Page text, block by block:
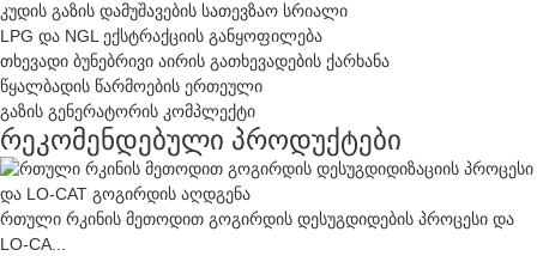
კუდის გაზის დამუშავების სათევზაო სრიალი
LPG და NGL ექსტრაქციის განყოფილება
თხევადი ბუნებრივი აირის გათხევადების ქარხანა
წყალბადის წარმოების ერთეული
გაზის გენერატორის კომპლექტი
რეკომენდებული პროდუქტები
რთული რკინის მეთოდით გოგირდის დესუგდიდების პროცესი და
LO-CA...